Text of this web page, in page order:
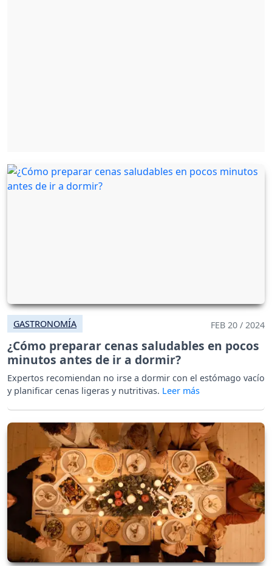
GASTRONOMÍA FEB 20 / 2024
¿Cómo preparar cenas saludables en pocos
minutos antes de ir a dormir?
Expertos recomiendan no irse a dormir con el estómago vacío
y planificar cenas ligeras y nutritivas.